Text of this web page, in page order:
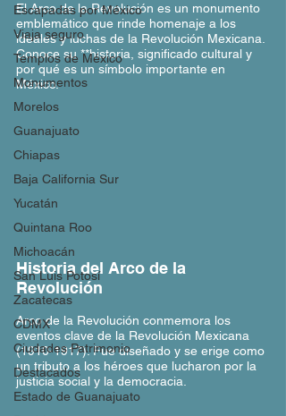
Escapadas por México
Viaja seguro
Templos de México
Monumentos
Morelos
Guanajuato
Chiapas
Baja California Sur
Yucatán
Quintana Roo
Michoacán
San Luis Potosí
Zacatecas
CDMX
Ciudades Patrimonio
Destacados
Estado de Guanajuato
El Arco de la Revolución es un monumento
emblemático que rinde homenaje a los
ideales y luchas de la Revolución Mexicana.
Conoce su **historia, significado cultural y
por qué es un símbolo importante en
México.
Historia del Arco de la
Revolución
Arco de la Revolución conmemora los
eventos clave de la Revolución Mexicana
(1910-1917). Fue diseñado y se erige como
un tributo a los héroes que lucharon por la
justicia social y la democracia.